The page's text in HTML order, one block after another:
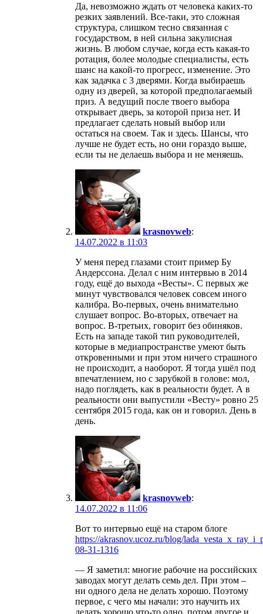
Да, невозможно ждать от человека каких-то
резких заявлений. Все-таки, это сложная
структура, слишком тесно связанная с
государством, в ней сильна закулисная
жизнь. В любом случае, когда есть какая-то
ротация, более молодые специалисты, есть
шанс на какой-то прогресс, изменение. Это
как задачка с 3 дверями. Когда выбираешь
одну из дверей, за которой предполагаемый
приз. А ведущий после твоего выбора
открывает дверь, за которой приза нет. И
предлагает сделать новый выбор или
остаться на своем. Так и здесь. Шансы, что
лучше не будет есть, но они гораздо выше,
если ты не делаешь выбора и не меняешь.
krasnovweb:
14.07.2022 в 11:03
У меня перед глазами стоит пример Бу
Андерссона. Делал с ним интервью в 2014
году, ещё до выхода «Весты». С первых же
минут чувствовался человек совсем иного
калибра. Во-первых, очень внимательно
слушает вопрос. Во-вторых, отвечает на
вопрос. В-третьих, говорит без обиняков.
Есть на западе такой тип руководителей,
которые в медиапространстве умеют быть
откровенными и при этом ничего страшного
не происходит, а наоборот. Я тогда ушёл под
впечатлением, но с зарубкой в голове: мол,
надо поглядеть, как в реальности будет. А в
реальности они выпустили «Весту» ровно 25
сентября 2015 года, как он и говорил. День в
день.
krasnovweb:
14.07.2022 в 11:06
Вот то интервью ещё на старом блоге
https://akrasnov.ucoz.ru/blog/
08-31-1316
— Я заметил: многие рабочие на российских
заводах могут делать семь дел. При этом –
ни одного дела не делать хорошо. Поэтому
первое, с чего мы начали: это научить их
делать хорошо что-то одно, потом другое и